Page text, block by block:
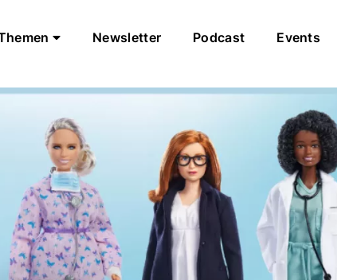
Newsletter Podcast Events